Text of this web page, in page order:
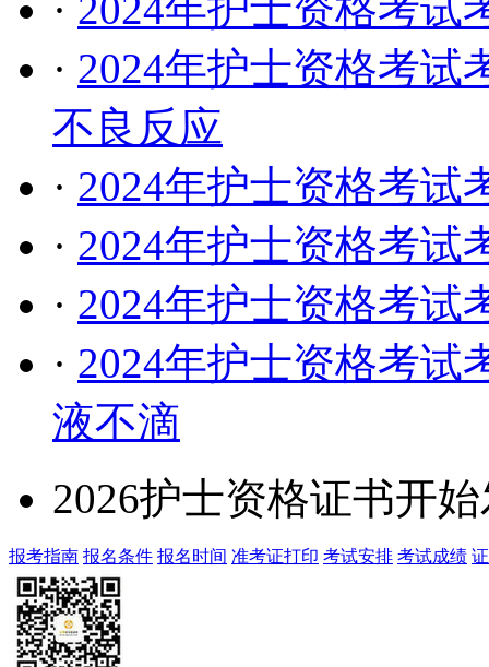
· 2024年护士资格考试
不良反应
· 2024年护士资格考试
· 2024年护士资格考试
· 2024年护士资格考试
· 2024年护士资格考
液不滴
2026护士资格证书开
报考指南 报名条件 报名时间 准考证打印 考试安排 考试成绩